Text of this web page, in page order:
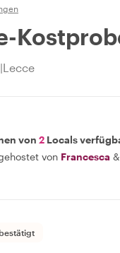
Lecce
von 2 Locals
von Francesca &